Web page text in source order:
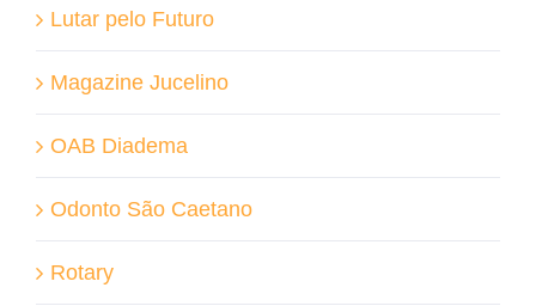
Lutar pelo Futuro
Magazine Jucelino
OAB Diadema
Odonto São Caetano
Rotary